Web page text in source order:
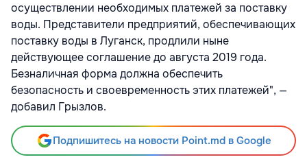
осуществлении необходимых платежей за поставку
воды. Представители предприятий, обеспечивающих
поставку воды в Луганск, продлили ныне
действующее соглашение до августа 2019 года.
Безналичная форма должна обеспечить
безопасность и своевременность этих платежей", —
добавил Грызлов.
Подпишитесь на новости Point.md в Google